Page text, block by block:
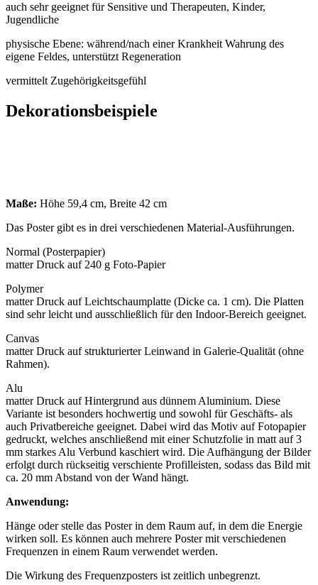
auch sehr geeignet für Sensitive und Therapeuten, Kinder,
Jugendliche
physische Ebene: während/nach einer Krankheit Wahrung des
eigene Feldes, unterstützt Regeneration
vermittelt Zugehörigkeitsgefühl
Dekorationsbeispiele
Maße: Höhe 59,4 cm, Breite 42 cm
Das Poster gibt es in drei verschiedenen Material-Ausführungen.
Normal (Posterpapier)
matter Druck auf 240 g Foto-Papier
Polymer
matter Druck auf Leichtschaumplatte (Dicke ca. 1 cm). Die Platten
sind sehr leicht und ausschließlich für den Indoor-Bereich geeignet.
Canvas
matter Druck auf strukturierter Leinwand in Galerie-Qualität (ohne
Rahmen).
Alu
matter Druck auf Hintergrund aus dünnem Aluminium. Diese
Variante ist besonders hochwertig und sowohl für Geschäfts- als
auch Privatbereiche geeignet. Dabei wird das Motiv auf Fotopapier
gedruckt, welches anschließend mit einer Schutzfolie in matt auf 3
mm starkes Alu Verbund kaschiert wird. Die Aufhängung der Bilder
erfolgt durch rückseitig verschiente Profilleisten, sodass das Bild mit
ca. 20 mm Abstand von der Wand hängt.
Anwendung:
Hänge oder stelle das Poster in dem Raum auf, in dem die Energie
wirken soll. Es können auch mehrere Poster mit verschiedenen
Frequenzen in einem Raum verwendet werden.
Die Wirkung des Frequenzposters ist zeitlich unbegrenzt.